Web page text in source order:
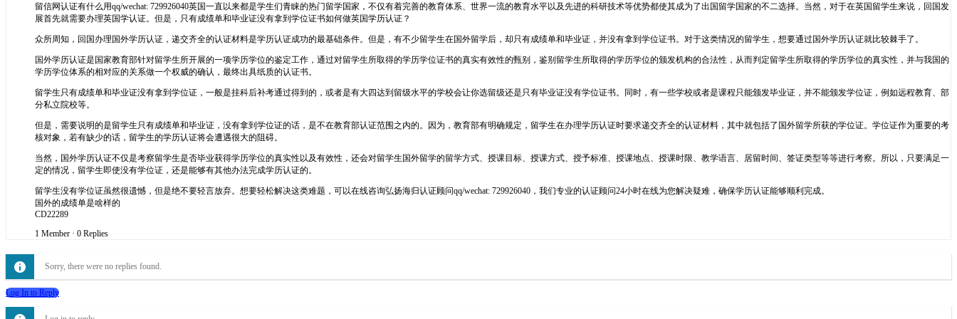
留信网认证有什么用qq/wechat: 729926040英国一直以来都是学生们青睐的热门留学国家，不仅有着完善的教育体系、世界一流的教育水平以及先进的科研技术等优势都使其成为了出国留学国家的不二选择。当然，对于在英国留学生来说，回国发
展首先就需要办理英国学认证。但是，只有成绩单和毕业证没有拿到学位证书如何做英国学历认证？
众所周知，回国办理国外学历认证，递交齐全的认证材料是学历认证成功的最基础条件。但是，有不少留学生在国外留学后，却只有成绩单和毕业证，并没有拿到学位证书。对于这类情况的留学生，想要通过国外学历认证就比较棘手了。
国外学历认证是国家教育部针对留学生所开展的一项学历学位的鉴定工作，通过对留学生所取得的学历学位证书的真实有效性的甄别，鉴别留学生所取得的学历学位的颁发机构的合法性，从而判定留学生所取得的学历学位的真实性，并与我国的
学历学位体系的相对应的关系做一个权威的确认，最终出具纸质的认证书。
留学生只有成绩单和毕业证没有拿到学位证，一般是挂科后补考通过得到的，或者是有大四达到留级水平的学校会让你选留级还是只有毕业证没有学位证书。同时，有一些学校或者是课程只能颁发毕业证，并不能颁发学位证，例如远程教育、部
分私立院校等。
但是，需要说明的是留学生只有成绩单和毕业证，没有拿到学位证的话，是不在教育部认证范围之内的。因为，教育部有明确规定，留学生在办理学历认证时要求递交齐全的认证材料，其中就包括了国外留学所获的学位证。学位证作为重要的考
核对象，若有缺少的话，留学生的学历认证将会遭遇很大的阻碍。
当然，国外学历认证不仅是考察留学生是否毕业获得学历学位的真实性以及有效性，还会对留学生国外留学的留学方式、授课目标、授课方式、授予标准、授课地点、授课时限、教学语言、居留时间、签证类型等等进行考察。所以，只要满足一
定的情况，留学生即使没有学位证，还是能够有其他办法完成学历认证的。
留学生没有学位证虽然很遗憾，但是绝不要轻言放弃。想要轻松解决这类难题，可以在线咨询弘扬海归认证顾问qq/wechat: 729926040，我们专业的认证顾问24小时在线为您解决疑难，确保学历认证能够顺利完成。
国外的成绩单是啥样的
CD22289
1 Member · 0 Replies
Sorry, there were no replies found.
Log In to Reply